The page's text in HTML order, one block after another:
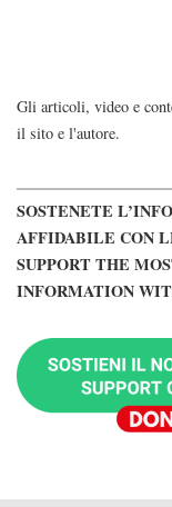
Gli articoli, video e
il sito e l'autore.
SOSTENETE
AFFIDABILE CON
SUPPORT THE
INFORMATION